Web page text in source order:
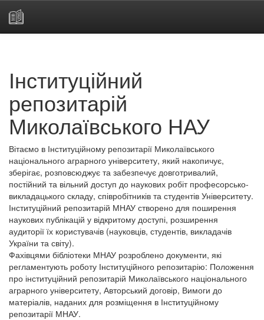
Інституційний
репозитарій
Миколаївського НАУ
Вітаємо в Інституційному репозитарії Миколаївського
національного аграрного університету, який накопичує,
зберігає, розповсюджує та забезпечує довготривалий,
постійний та вільний доступ до наукових робіт професорсько-
викладацького складу, співробітників та студентів Університету.
Інституційний репозитарій МНАУ створено для поширення
наукових публікацій у відкритому доступі, розширення
аудиторії їх користувачів (науковців, студентів, викладачів
України та світу).
Фахівцями бібліотеки МНАУ розроблено документи, які
регламентують роботу Інституційного репозитарію: Положення
про інституційний репозитарій Миколаївського національного
аграрного університету, Авторський договір, Вимоги до
матеріалів, наданих для розміщення в Інституційному
репозитарії МНАУ.